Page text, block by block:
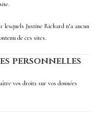
lesquels Justine Richard n’a aucun
de ces sites.
personnelles
vos droits sur vos données